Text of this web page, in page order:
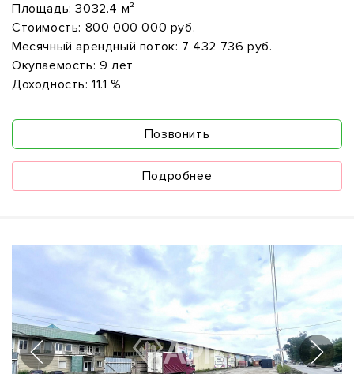
Площадь: 3032.4 м²
Стоимость: 800 000 000 руб.
Месячный арендный поток: 7 432 736 руб.
Окупаемость: 9 лет
Доходность: 11.1 %
Позвонить
Подробнее